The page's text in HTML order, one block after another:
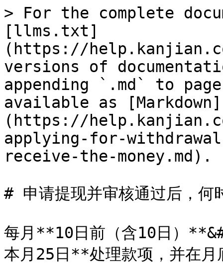
> For the complete
[llms.txt]
(https://
versions of
appending `.md` to
available as [Markdown]
(https://
applying-for-
receive-the-money.md).
# 申请提现并审核通过后，何
每月**10日前（含10日）
本月25日**处理款项，并在月